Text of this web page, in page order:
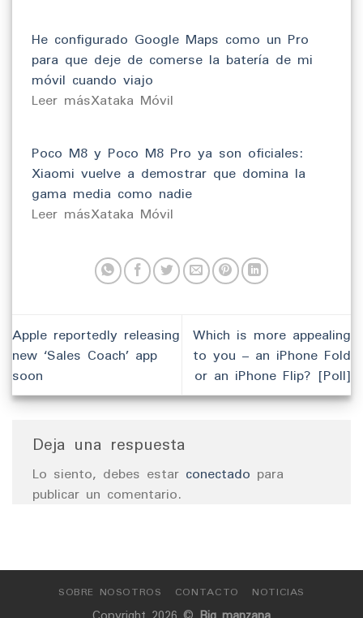
He configurado Google Maps como un Pro
para que deje de comerse la batería de mi
móvil cuando viajo
​Leer másXataka Móvil
Poco M8 y Poco M8 Pro ya son oficiales:
Xiaomi vuelve a demostrar que domina la
gama media como nadie
​Leer másXataka Móvil
Apple reportedly releasing
new ‘Sales Coach’ app
soon
Which is more appealing
to you – an iPhone Fold
or an iPhone Flip? [Poll]
Deja una respuesta
Lo siento, debes estar conectado para
publicar un comentario.
SOBRE NOSOTROS CONTACTO NOTICIAS